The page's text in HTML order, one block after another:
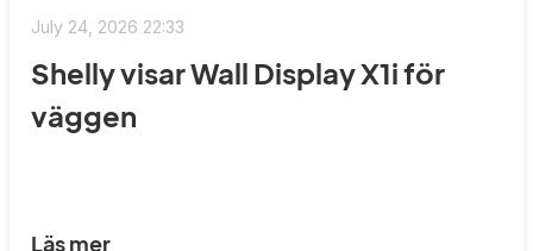
July 24, 2026 22:33
Shelly visar Wall Display X1i för
väggen
Läs mer